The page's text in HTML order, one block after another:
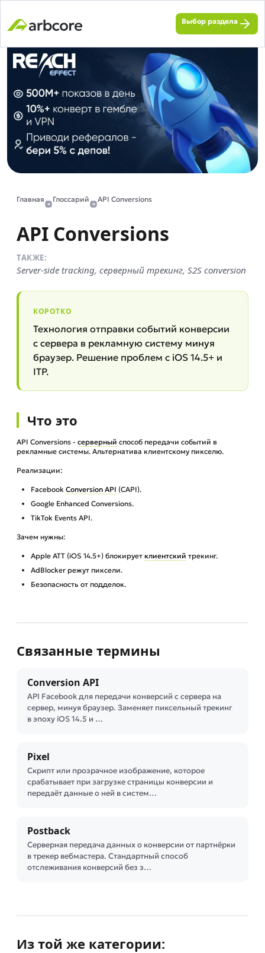
Выбор раздела
Главная Глоссарий API Conversions
API Conversions
ТАКЖЕ:
Server-side tracking, серверный трекинг, S2S conversion
КОРОТКО
Технология отправки событий конверсии
с сервера в рекламную систему минуя
браузер. Решение проблем с iOS 14.5+ и
ITP.
Что это
API Conversions - серверный способ передачи событий в
рекламные системы. Альтернатива клиентскому пикселю.
Реализации:
Facebook Conversion API (CAPI).
Google Enhanced Conversions.
TikTok Events API.
Зачем нужны:
Apple ATT (iOS 14.5+) блокирует клиентский трекинг.
AdBlocker режут пиксели.
Безопасность от подделок.
Связанные термины
Conversion API
API Facebook для передачи конверсий с сервера на
сервер, минуя браузер. Заменяет пиксельный трекинг
в эпоху iOS 14.5 и …
Pixel
Скрипт или прозрачное изображение, которое
срабатывает при загрузке страницы конверсии и
передаёт данные о ней в систем…
Postback
Серверная передача данных о конверсии от партнёрки
в трекер вебмастера. Стандартный способ
отслеживания конверсий без з…
Из той же категории: